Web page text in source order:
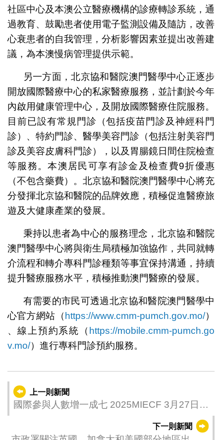
社區中心及本澳公立醫療機構的診療轉診系統，通
過教育、鼓勵患者使用電子監測設備及隨訪，改善
心衰患者的自我管理，分析影響因素並提出改善建
議，為本澳慢病管理提供示範。
另一方面，北京協和醫院澳門醫學中心正逐步
開放國際醫療中心的私家醫療服務，並計劃於今年
內啟用健康管理中心，及開放國際醫療住院服務。
目前已設有常規門診（包括疫苗門診及神經科門
診）、特約門診、醫學美容門診（包括注射美容門
診及美容皮膚科門診），以及胃腸鏡日間住院檢查
等服務。本澳居民可享有診金及檢查費9折優惠
（不包含藥費）。北京協和醫院澳門醫學中心將充
分發揮北京協和醫院的品牌效應，積極促進醫療旅
遊及大健康產業的發展。
秉持以患者為中心的服務理念，北京協和醫院
澳門醫學中心將與衛生局積極加強協作，共同就轉
介流程和轉介專科門診種類等事宜保持溝通，持續
提升醫療服務水平，積極推動澳門醫療的發展。
有需要的市民可透過北京協和醫院澳門醫學中
心官方網站（https://www.cmm-pumch.gov.mo/）
、線上預約系統（ https://mobile.cmm-pumch.go
v.mo/）進行專科門診預約服務。
上一則新聞
國際參與人數增一成七 2025MIECF 3月27日開
下一則新聞